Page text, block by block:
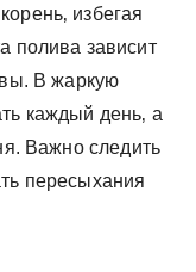
избегая
полива зависит
В жаркую
каждый день‚ а
Важно следить
пересыхания